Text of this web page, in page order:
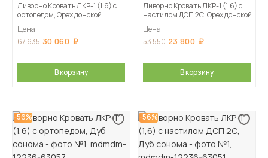
Ливорно Кровать ЛКР-1 (1,6) с
ортопедом, Орех донской
Цена
67 635 30 060
В корзину
Ливорно Кровать ЛКР-1 (1,6) с
настилом ДСП 2С, Орех донской
Цена
53 550 23 800
В корзину
-56% -56%